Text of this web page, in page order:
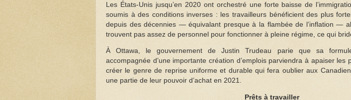
Les États-Unis jusqu’en 2020 ont orchestré une forte baisse de
soumis à des conditions inverses : les travailleurs bénéficient des plus
depuis des décennies — équivalant presque à la flambée de l’inflation —
trouvent pas assez de personnel pour fonctionner à pleine régime, ce qui
À Ottawa, le gouvernement de Justin Trudeau parie que sa
accompagnée d’une importante création d’emplois parviendra à apaiser les
créer le genre de reprise uniforme et durable qui fera oublier aux
une partie de leur pouvoir d’achat en 2021.
Prêts à travailler